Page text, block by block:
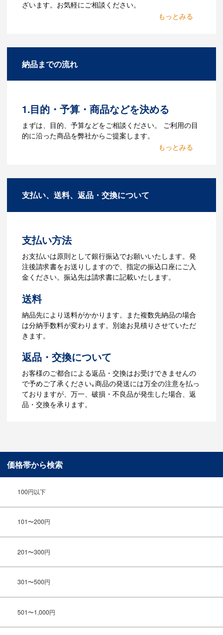
ざいます。お気軽にご相談ください。
があります。Adobe illustratorのaiファイ
Q：ウェブサイトに掲載され
ていないオリジナルのノベル
タマイズが可能です。お気軽にご相談く
納品までの流れ
1.目的・予算・商品などを決める
まずは、目的、予算などをご相談ください。 ご利用の目
的に沿った商品を弊社からご提案します。
お見積を弊社からお出しします。
3.発注・データ入稿
ら、ご注文書をお送りします。
【名入れをする場合】名入れに必要なデ
ータをご入稿頂き、名入れイメージをデ
ータでご確認いただきます。
4.納品
【名入れをする場合】データのご入稿後
３週間程度で納品となります。
【名入れなしの場合】在庫がある場合、3
～5営業日程度で納品となります。
ご利用ガイドをもっとみる
支払い、送料、返品・交換について
支払い方法
お支払いは原則として銀行振込でお願いいたします。発
注後請求書をお送りしますので、指定の振込口座にご入
金ください。振込先は請求書に記載いたします。
送料
納品先により送料がかかります。また複数先納品の場合
は分納手数料が変わります。別途お見積りさせていただ
きます。
返品・交換について
お客様のご都合による返品・交換はお受けできませんの
で予めご了承ください｡商品の発送には万全の注意を払っ
ておりますが、万一、破損・不良品が発生した場合、返
品・交換を承ります。
価格帯から検索
100円以下
101〜200円
201〜300円
301〜500円
501〜1,000円